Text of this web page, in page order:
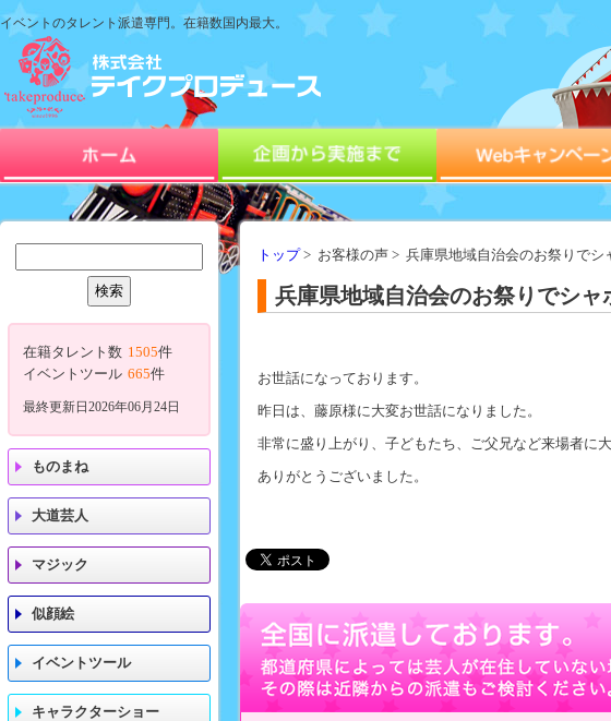
イベントのタレント派遣専門。在籍数国内最大。
トップ> お客様の声 > 兵庫県地域自治会のお祭りでシ
兵庫県地域自治会のお祭りでシャ
お世話になっております。
昨日は、藤原様に大変お世話になりました。
非常に盛り上がり、子どもたち、ご父兄など来場者に
ありがとうございました。
在籍タレント数 1505件
イベントツール 665件
最終更新日2026年06月24日
ものまね
大道芸人
マジック
似顔絵
イベントツール
キャラクターショー